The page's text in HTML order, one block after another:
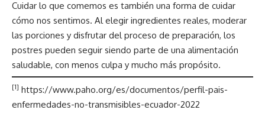
Cuidar lo que comemos es también una forma de cuidar
cómo nos sentimos. Al elegir ingredientes reales, moderar
las porciones y disfrutar del proceso de preparación, los
postres pueden seguir siendo parte de una alimentación
saludable, con menos culpa y mucho más propósito.
[1] https://www.paho.org/es/documentos/perfil-pais-
enfermedades-no-transmisibles-ecuador-2022